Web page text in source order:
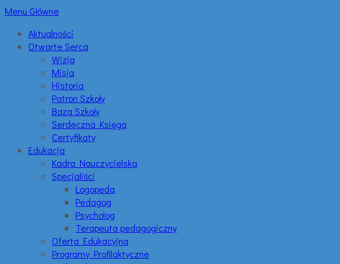
Menu Główne
Aktualności
Otwarte Serca
Wizja
Misja
Historia
Patron Szkoły
Baza Szkoły
Serdeczna Księga
Certyfikaty
Edukacja
Kadra Nauczycielska
Specjaliści
Logopeda
Pedagog
Psycholog
Terapeuta pedagogiczny
Oferta Edukacyjna
Programy Profilaktyczne